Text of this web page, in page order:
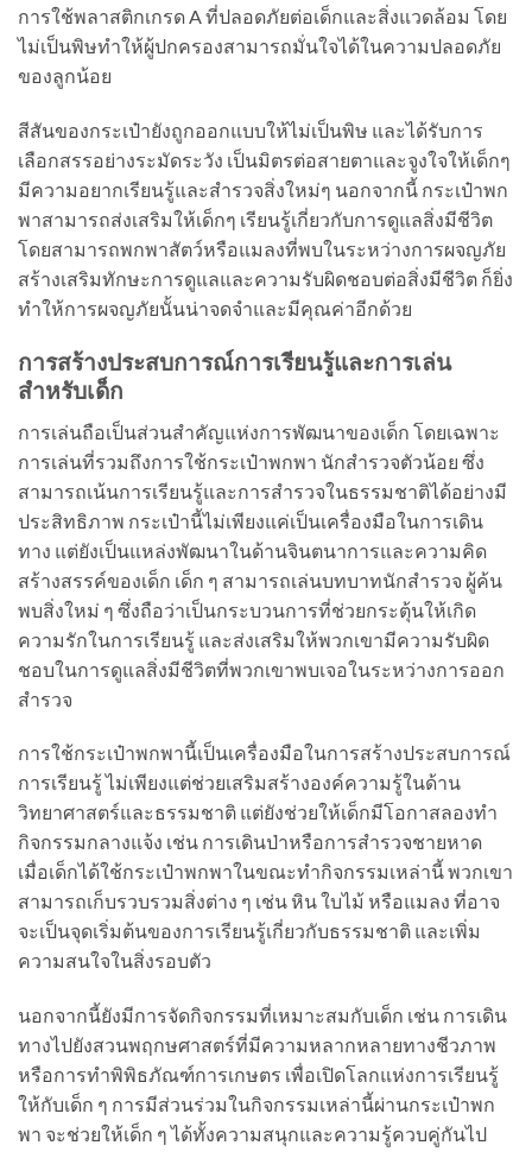
การใช้พลาสติกเกรด A ที่ปลอดภัยต่อเด็กและสิ่งแวดล้อม โดย
ไม่เป็นพิษทำให้ผู้ปกครองสามารถมั่นใจได้ในความปลอดภัย
ของลูกน้อย
สีสันของกระเป๋ายังถูกออกแบบให้ไม่เป็นพิษ และได้รับการ
เลือกสรรอย่างระมัดระวัง เป็นมิตรต่อสายตาและจูงใจให้เด็กๆ
มีความอยากเรียนรู้และสำรวจสิ่งใหม่ๆ นอกจากนี้ กระเป๋าพก
พาสามารถส่งเสริมให้เด็กๆ เรียนรู้เกี่ยวกับการดูแลสิ่งมีชีวิต
โดยสามารถพกพาสัตว์หรือแมลงที่พบในระหว่างการผจญภัย
สร้างเสริมทักษะการดูแลและความรับผิดชอบต่อสิ่งมีชีวิต ก็ยิ่ง
ทำให้การผจญภัยนั้นน่าจดจำและมีคุณค่าอีกด้วย
การสร้างประสบการณ์การเรียนรู้และการเล่น
สำหรับเด็ก
การเล่นถือเป็นส่วนสำคัญแห่งการพัฒนาของเด็ก โดยเฉพาะ
การเล่นที่รวมถึงการใช้กระเป๋าพกพา นักสำรวจตัวน้อย ซึ่ง
สามารถเน้นการเรียนรู้และการสำรวจในธรรมชาติได้อย่างมี
ประสิทธิภาพ กระเป๋านี้ไม่เพียงแค่เป็นเครื่องมือในการเดิน
ทาง แต่ยังเป็นแหล่งพัฒนาในด้านจินตนาการและความคิด
สร้างสรรค์ของเด็ก เด็ก ๆ สามารถเล่นบทบาทนักสำรวจ ผู้ค้น
พบสิ่งใหม่ ๆ ซึ่งถือว่าเป็นกระบวนการที่ช่วยกระตุ้นให้เกิด
ความรักในการเรียนรู้ และส่งเสริมให้พวกเขามีความรับผิด
ชอบในการดูแลสิ่งมีชีวิตที่พวกเขาพบเจอในระหว่างการออก
สำรวจ
การใช้กระเป๋าพกพานี้เป็นเครื่องมือในการสร้างประสบการณ์
การเรียนรู้ ไม่เพียงแต่ช่วยเสริมสร้างองค์ความรู้ในด้าน
วิทยาศาสตร์และธรรมชาติ แต่ยังช่วยให้เด็กมีโอกาสลองทำ
กิจกรรมกลางแจ้ง เช่น การเดินป่าหรือการสำรวจชายหาด
เมื่อเด็กได้ใช้กระเป๋าพกพาในขณะทำกิจกรรมเหล่านี้ พวกเขา
สามารถเก็บรวบรวมสิ่งต่าง ๆ เช่น หิน ใบไม้ หรือแมลง ที่อาจ
จะเป็นจุดเริ่มต้นของการเรียนรู้เกี่ยวกับธรรมชาติ และเพิ่ม
ความสนใจในสิ่งรอบตัว
นอกจากนี้ยังมีการจัดกิจกรรมที่เหมาะสมกับเด็ก เช่น การเดิน
ทางไปยังสวนพฤกษศาสตร์ที่มีความหลากหลายทางชีวภาพ
หรือการทำพิพิธภัณฑ์การเกษตร เพื่อเปิดโลกแห่งการเรียนรู้
ให้กับเด็ก ๆ การมีส่วนร่วมในกิจกรรมเหล่านี้ผ่านกระเป๋าพก
พา จะช่วยให้เด็ก ๆ ได้ทั้งความสนุกและความรู้ควบคู่กันไป